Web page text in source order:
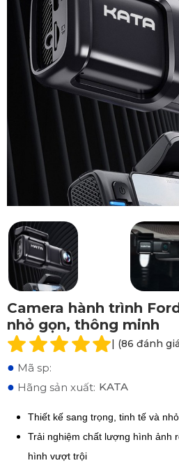
Camera hành trình
nhỏ gọn, thông minh
| (86 đánh
● Mã sp:
● Hãng sản xuất: KATA
Thiết kế sang trọng, tinh tế và
Trải nghiệm chất lượng hình ảnh
hình vượt trội